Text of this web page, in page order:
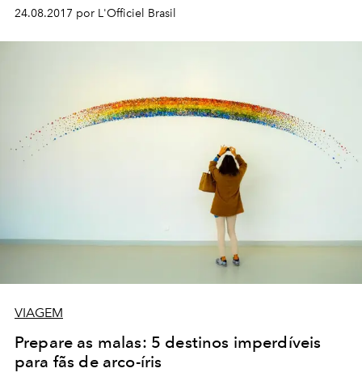
24.08.2017 por L'Officiel Brasil
VIAGEM
Prepare as malas: 5 destinos imperdíveis
para fãs de arco-íris